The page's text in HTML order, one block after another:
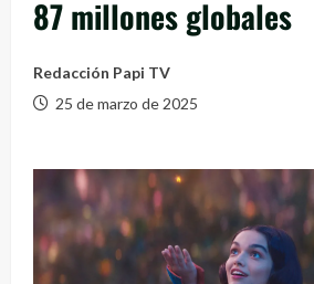
87 millones globales
Redacción Papi TV
25 de marzo de 2025